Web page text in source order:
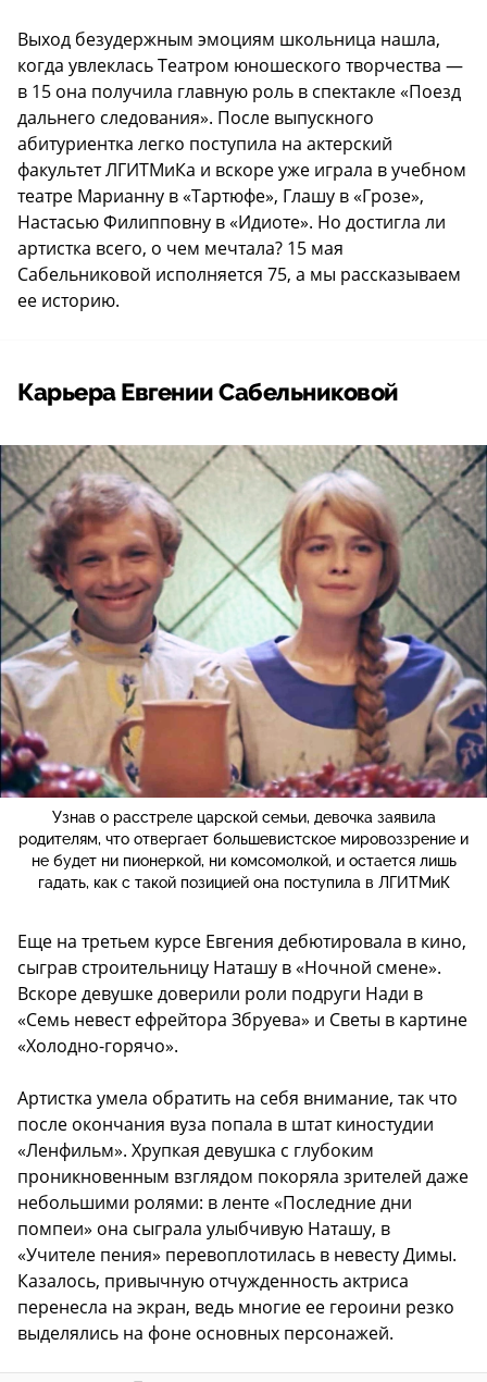
Выход безудержным эмоциям школьница нашла,
когда увлеклась Театром юношеского творчества —
в 15 она получила главную роль в спектакле «Поезд
дальнего следования». После выпускного
абитуриентка легко поступила на актерский
факультет ЛГИТМиКа и вскоре уже играла в учебном
театре Марианну в «Тартюфе», Глашу в «Грозе»,
Настасью Филипповну в «Идиоте». Но достигла ли
артистка всего, о чем мечтала? 15 мая
Сабельниковой исполняется 75, а мы рассказываем
ее историю.
Карьера Евгении Сабельниковой
Узнав о расстреле царской семьи, девочка заявила
родителям, что отвергает большевистское мировоззрение и
не будет ни пионеркой, ни комсомолкой, и остается лишь
гадать, как с такой позицией она поступила в ЛГИТМиК
Еще на третьем курсе Евгения дебютировала в кино,
сыграв строительницу Наташу в «Ночной смене».
Вскоре девушке доверили роли подруги Нади в
«Семь невест ефрейтора Збруева» и Светы в картине
«Холодно-горячо».
Артистка умела обратить на себя внимание, так что
после окончания вуза попала в штат киностудии
«Ленфильм». Хрупкая девушка с глубоким
проникновенным взглядом покоряла зрителей даже
небольшими ролями: в ленте «Последние дни
помпеи» она сыграла улыбчивую Наташу, в
«Учителе пения» перевоплотилась в невесту Димы.
Казалось, привычную отчужденность актриса
перенесла на экран, ведь многие ее героини резко
выделялись на фоне основных персонажей.